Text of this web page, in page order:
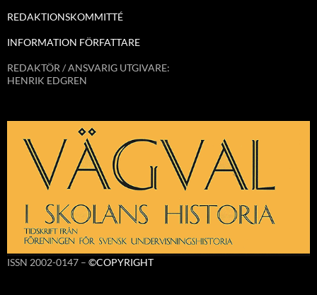
REDAKTIONSKOMMITTÉ
INFORMATION FÖRFATTARE
REDAKTÖR / ANSVARIG UTGIVARE:
HENRIK EDGREN
ISSN 2002-0147 – ©COPYRIGHT